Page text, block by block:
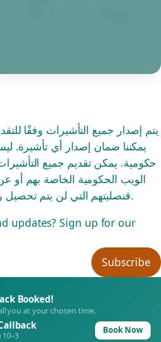
يتم إصدار جميع التأشيرات وفقًا
يمكننا ضمان إصدار أي تأشيرة.
حكومية. يمكن تقديم جميع
الويب الحكومية الخاصة بهم أو
قنصليتهم التي لن يتم تحصيل رسوم الخدمة منك مقابلها.
updates? Sign up for our
Subscribe
Booked!
you at your chosen time.
10–3 Book Now